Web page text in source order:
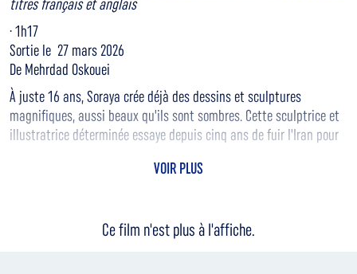
titres français et anglais
· 1h17
Sortie le 27 mars 2026
De Mehrdad Oskouei
À juste 16 ans, Soraya crée déjà des dessins et sculptures
magnifiques, aussi beaux qu'ils sont sombres. Cette sculptrice et
illustratrice déterminée essaye depuis cinq ans de fuir l'Iran pour
ses peurs dans ses dessins et dans ses sculptures faites de
compagnon de voyage, un renard loyal, une lune rose qui veille
VOIR PLUS
Ce film n'est plus à l'affiche.